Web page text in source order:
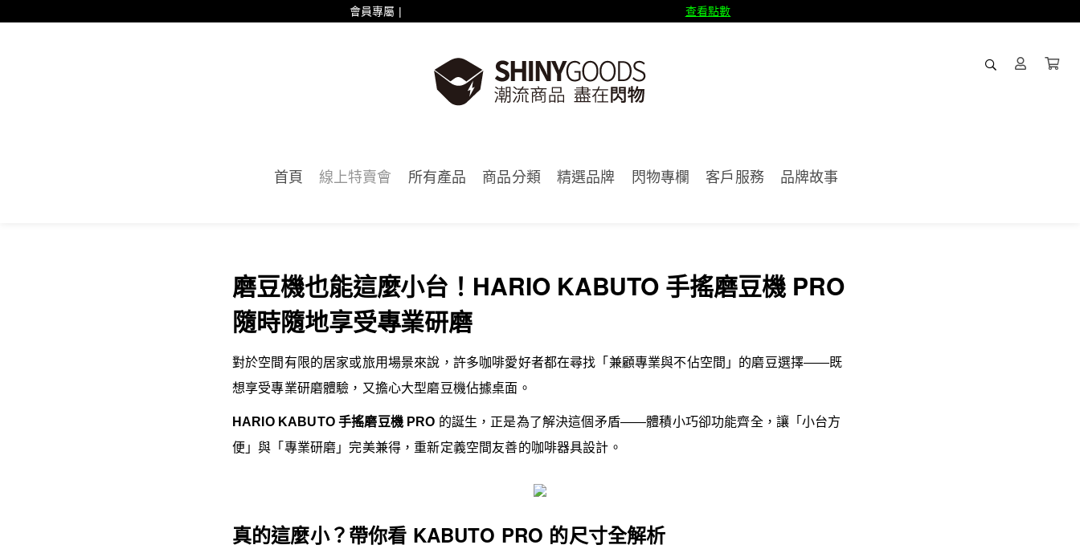
會員專屬 | 查看點數
首頁 線上特賣會 所有產品 商品分類 精選品牌 閃物專欄 客戶服務 品牌故事
磨豆機也能這麼小台！HARIO KABUTO 手搖磨豆機 PRO
隨時隨地享受專業研磨
對於空間有限的居家或旅用場景來說，許多咖啡愛好者都在尋找「兼顧專業與不佔空間」的磨豆選擇——既
想享受專業研磨體驗，又擔心大型磨豆機佔據桌面。
HARIO KABUTO 手搖磨豆機 PRO 的誕生，正是為了解決這個矛盾——體積小巧卻功能齊全，讓「小台方
便」與「專業研磨」完美兼得，重新定義空間友善的咖啡器具設計。
真的這麼小？帶你看 KABUTO PRO 的尺寸全解析